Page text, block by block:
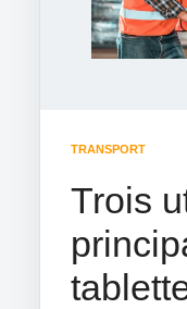
TRANSPORT
Trois